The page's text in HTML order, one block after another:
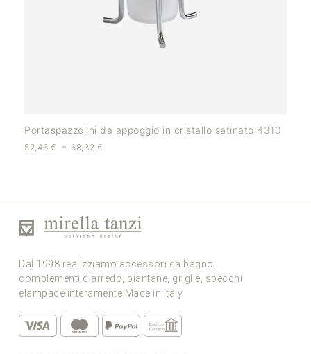
Portaspazzolini da appoggio in cristallo satinato 4310
52,46 € - 68,32€
Dal 1998 realizziamo accessori da bagno,
complementi d’arredo, piantane, griglie, specchi
elampade interamente Made in Italy